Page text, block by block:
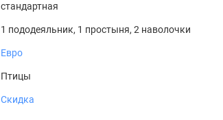
стандартная
1 пододеяльник, 1 простыня, 2 наволочки
Евро
Птицы
Скидка